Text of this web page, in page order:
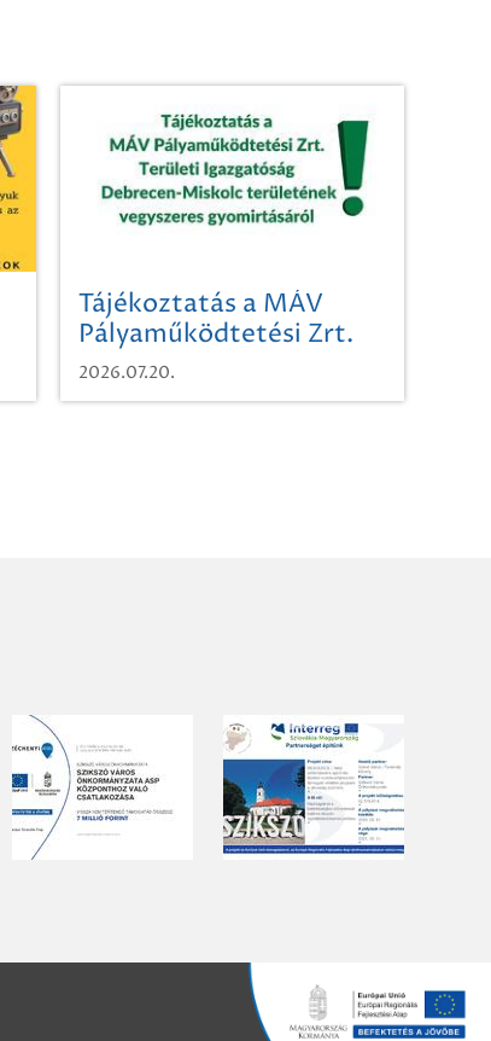
Tájékoztatás a MÁV
Pályaműködtetési Zrt.
Területi Igazgatóság
Debrecen-Miskolc
2026.07.20.